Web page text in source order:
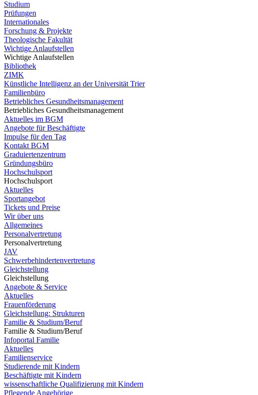
Studium
Prüfungen
Internationales
Forschung & Projekte
Theologische Fakultät
Wichtige Anlaufstellen
Wichtige Anlaufstellen
Bibliothek
ZIMK
Künstliche Intelligenz an der Universität Trier
Familienbüro
Betriebliches Gesundheitsmanagement
Betriebliches Gesundheitsmanagement
Aktuelles im BGM
Angebote für Beschäftigte
Impulse für den Tag
Kontakt BGM
Graduiertenzentrum
Gründungsbüro
Hochschulsport
Hochschulsport
Aktuelles
Sportangebot
Tickets und Preise
Wir über uns
Allgemeines
Personalvertretung
Personalvertretung
JAV
Schwerbehindertenvertretung
Gleichstellung
Gleichstellung
Angebote & Service
Aktuelles
Frauenförderung
Gleichstellung: Strukturen
Familie & Studium/Beruf
Familie & Studium/Beruf
Infoportal Familie
Aktuelles
Familienservice
Studierende mit Kindern
Beschäftigte mit Kindern
wissenschaftliche Qualifizierung mit Kindern
Pflegende Angehörige